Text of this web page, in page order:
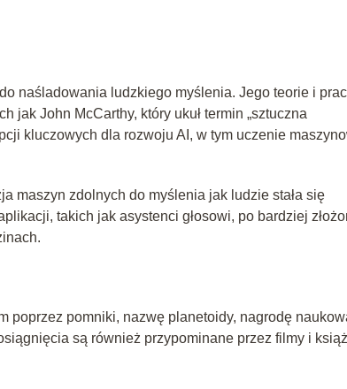
naśladowania ludzkiego myślenia. Jego teorie i
jak John McCarthy, który ukuł termin „sztuczna
kluczowych dla rozwoju AI, w tym uczenie
maszyn zdolnych do myślenia jak ludzie stała się
takich jak asystenci głosowi, po bardziej
poprzez pomniki, nazwę planetoidy, nagrodę
są również przypominane przez filmy i